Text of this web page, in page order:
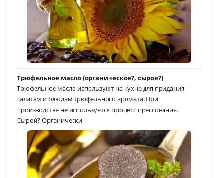
Трюфельное масло (органическое?, сырое?)
Трюфельное масло используют на кухне для придания
салатам и блюдам трюфельного аромата. При
производстве не используется процесс прессования.
Сырой? Органически